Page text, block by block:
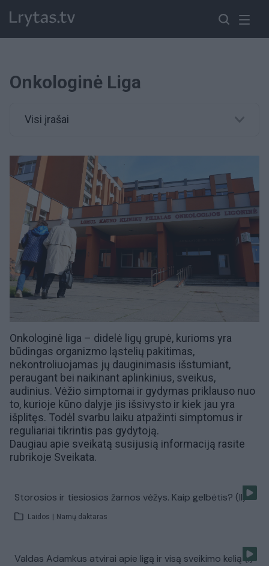
Onkologinė Liga
Visi įrašai
Onkologinė liga – didelė ligų grupė, kurioms yra
būdingas organizmo ląstelių pakitimas,
nekontroliuojamas jų dauginimasis išstumiant,
peraugant bei naikinant aplinkinius, sveikus,
audinius. Vėžio simptomai ir gydymas priklauso nuo
to, kurioje kūno dalyje jis išsivysto ir kiek jau yra
išplitęs. Todėl svarbu laiku atpažinti simptomus ir
reguliariai tikrintis pas gydytoją.
Daugiau apie sveikatą susijusią informaciją rasite
rubrikoje Sveikata.
Storosios ir tiesiosios žarnos vėžys. Kaip gelbėtis? (II)
Laidos Namų daktaras
Valdas Adamkus atvirai apie ligą ir visą sveikimo kelią (I)